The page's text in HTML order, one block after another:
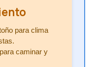
para clima
caminar y